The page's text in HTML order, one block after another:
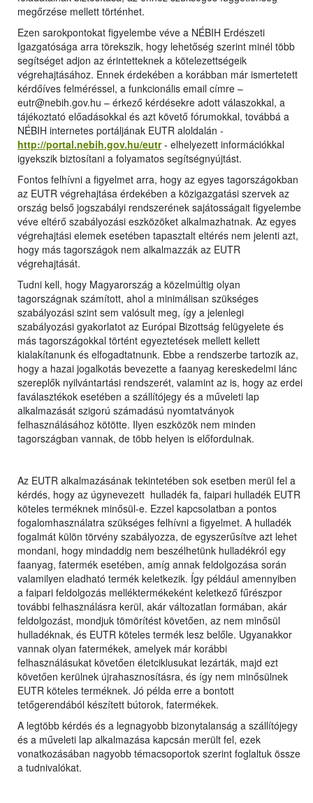
megőrzése mellett történhet.
Ezen sarokpontokat figyelembe véve a NÉBIH Erdészeti
Igazgatósága arra törekszik, hogy lehetőség szerint minél több
segítséget adjon az érintetteknek a kötelezettségeik
végrehajtásához. Ennek érdekében a korábban már ismertetett
kérdőíves felméréssel, a funkcionális email címre –
eutr@nebih.gov.hu – érkező kérdésekre adott válaszokkal, a
tájékoztató előadásokkal és azt követő fórumokkal, továbbá a
NÉBIH internetes portáljának EUTR aloldalán -
http://portal.nebih.gov.hu/eutr- elhelyezett információkkal
igyekszik biztosítani a folyamatos segítségnyújtást.
Fontos felhívni a figyelmet arra, hogy az egyes tagországokban
az EUTR végrehajtása érdekében a közigazgatási szervek az
ország belső jogszabályi rendszerének sajátosságait figyelembe
véve eltérő szabályozási eszközöket alkalmazhatnak. Az egyes
végrehajtási elemek esetében tapasztalt eltérés nem jelenti azt,
hogy más tagországok nem alkalmazzák az EUTR
végrehajtását.
Tudni kell, hogy Magyarország a közelmúltig olyan
tagországnak számított, ahol a minimálisan szükséges
szabályozási szint sem valósult meg, így a jelenlegi
szabályozási gyakorlatot az Európai Bizottság felügyelete és
más tagországokkal történt egyeztetések mellett kellett
kialakítanunk és elfogadtatnunk. Ebbe a rendszerbe tartozik az,
hogy a hazai jogalkotás bevezette a faanyag kereskedelmi lánc
szereplők nyilvántartási rendszerét, valamint az is, hogy az erdei
faválasztékok esetében a szállítójegy és a műveleti lap
alkalmazását szigorú számadású nyomtatványok
felhasználásához kötötte. Ilyen eszközök nem minden
tagországban vannak, de több helyen is előfordulnak.
Az EUTR alkalmazásának tekintetében sok esetben merül fel a
kérdés, hogy az úgynevezett hulladék fa, faipari hulladék EUTR
köteles terméknek minősül-e. Ezzel kapcsolatban a pontos
fogalomhasználatra szükséges felhívni a figyelmet. A hulladék
fogalmát külön törvény szabályozza, de egyszerűsítve azt lehet
mondani, hogy mindaddig nem beszélhetünk hulladékról egy
faanyag, fatermék esetében, amíg annak feldolgozása során
valamilyen eladható termék keletkezik. Így például amennyiben
a faipari feldolgozás melléktermékeként keletkező fűrészpor
további felhasználásra kerül, akár változatlan formában, akár
feldolgozást, mondjuk tömörítést követően, az nem minősül
hulladéknak, és EUTR köteles termék lesz belőle. Ugyanakkor
vannak olyan fatermékek, amelyek már korábbi
felhasználásukat követően életciklusukat lezárták, majd ezt
követően kerülnek újrahasznosításra, és így nem minősülnek
EUTR köteles terméknek. Jó példa erre a bontott
tetőgerendából készített bútorok, fatermékek.
A legtöbb kérdés és a legnagyobb bizonytalanság a szállítójegy
és a műveleti lap alkalmazása kapcsán merült fel, ezek
vonatkozásában nagyobb témacsoportok szerint foglaltuk össze
a tudnivalókat.